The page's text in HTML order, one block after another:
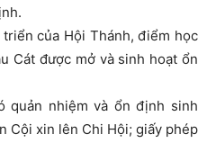
triển của Hội Thánh, điểm học
Cát được mở và sinh hoạt ổn
quản nhiệm và ổn định sinh
Cội xin lên Chi Hội; giấy phép